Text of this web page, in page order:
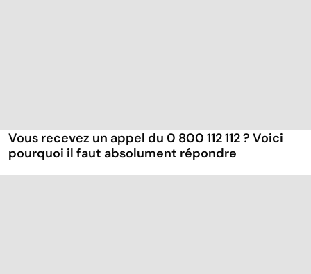
Vous recevez un appel du 0 800 112 112 ? Voici
pourquoi il faut absolument répondre